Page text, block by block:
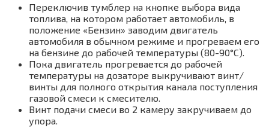
Переключив тумблер на кнопке выбора вида
топлива, на котором работает автомобиль, в
положение «Бензин» заводим двигатель
автомобиля в обычном режиме и прогреваем его
на бензине до рабочей температуры (80-90°С).
Пока двигатель прогревается до рабочей
температуры на дозаторе выкручивают винт/
винты для полного открытия канала поступления
газовой смеси к смесителю.
Винт подачи смеси во 2 камеру закручиваем до
упора.